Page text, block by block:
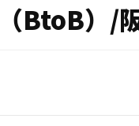
BtoB）/